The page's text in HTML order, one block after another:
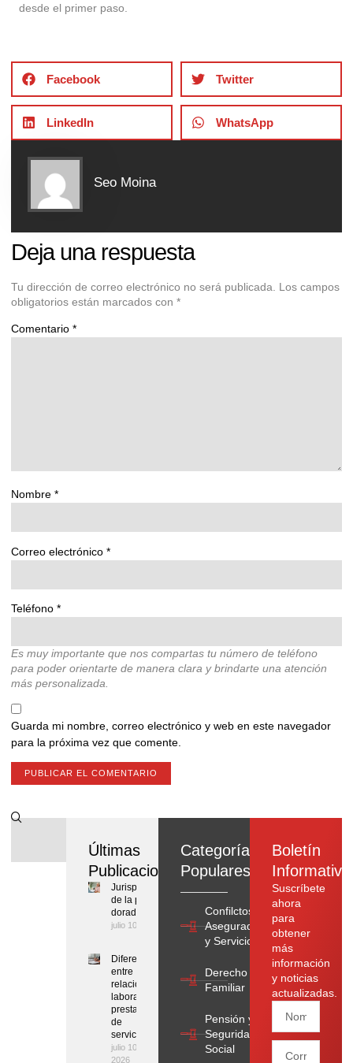
desde el primer paso.
Facebook Twitter
LinkedIn WhatsApp
Seo Moina
Deja una respuesta
Tu dirección de correo electrónico no será publicada.
Los campos
obligatorios están marcados con *
Comentario *
Nombre *
Correo electrónico *
Teléfono *
Es muy importante que nos compartas tu número de teléfono
para poder orientarte de manera clara y brindarte una atención
más personalizada.
Guarda mi nombre, correo electrónico y web en este navegador
para la próxima vez que comente.
Últimas
Publicaciones
Jurisprudencia
de la pensión
dorada
julio 10, 2026
Diferencias
entre
relación
laboral y
prestación
de
servicios
julio 10,
2026
Categorías
Populares
Confilctos con
Aseguradoras
y Servicios
Derecho
Familiar
Pensión y
Seguridad
Social
Boletín
Informativo
Suscríbete
ahora
para
obtener
más
información
y noticias
actualizadas.